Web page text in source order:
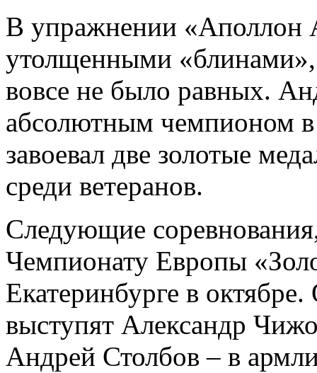
В упражнении «Аполлон
утолщенными «блинами»,
вовсе не было равных.
абсолютным чемпионом в
завоевал две золотые
среди ветеранов.
Следующие
Чемпионату Европы
Екатеринбурге в
выступят Александр
Андрей Столбов – в